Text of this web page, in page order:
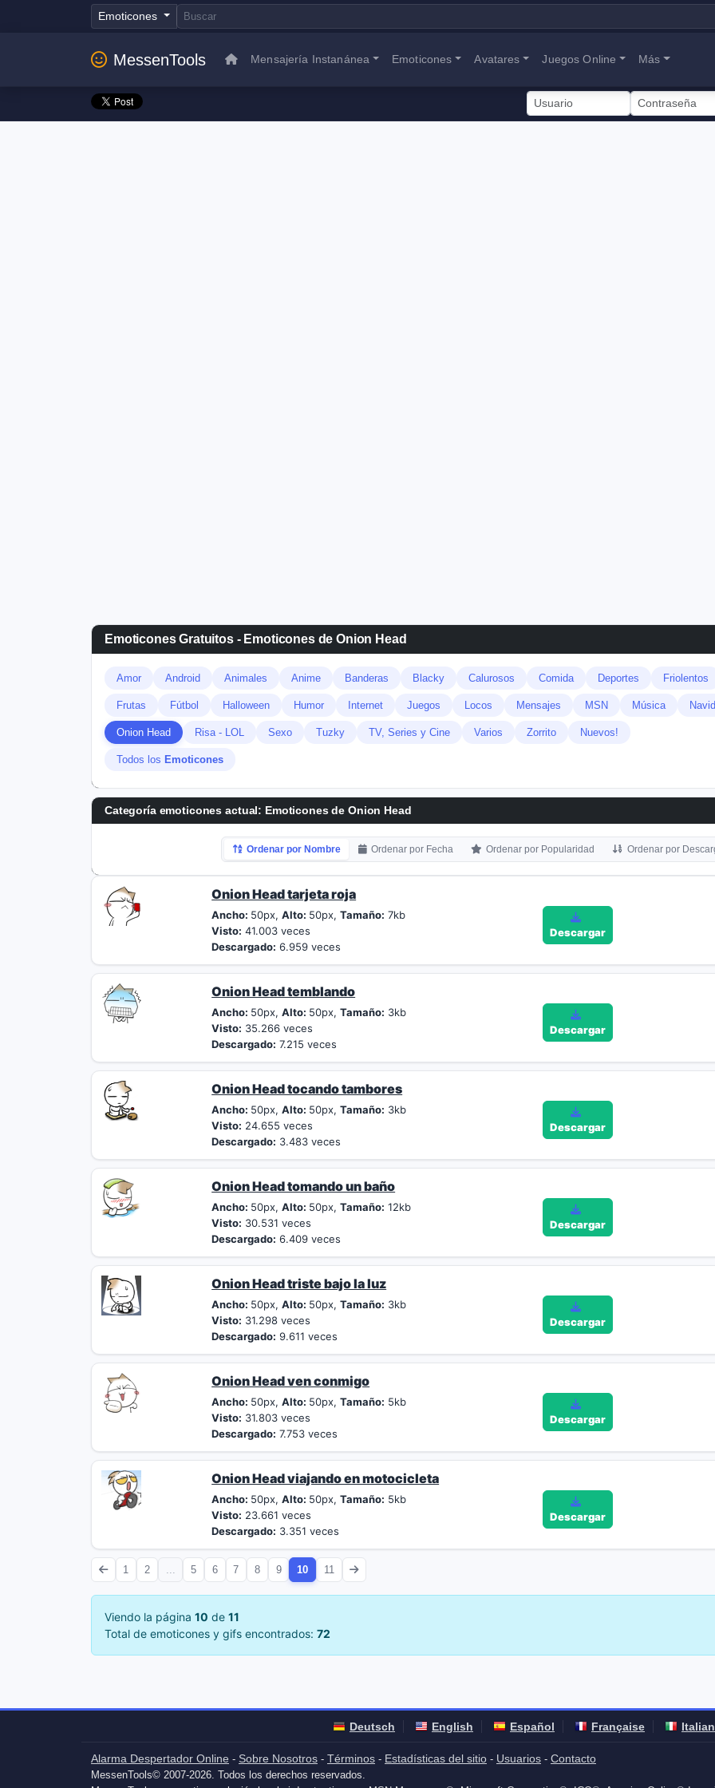
Emoticones
MessenTools Mensajería Instanánea Emoticones Avatares Juegos Online Más
Emoticones Gratuitos - Emoticones de Onion Head
Amor Android Animales Anime Banderas Blacky Calurosos Comida Deportes Friolentos
Frutas Fútbol Halloween Humor Internet Juegos Locos Mensajes MSN Música
Onion Head Risa - LOL Sexo Tuzky TV, Series y Cine Varios Zorrito Nuevos!
Todos los Emoticones
Categoría emoticones actual: Emoticones de Onion Head
Ordenar por Nombre Ordenar por Fecha Ordenar por Popularidad Ordenar por
Onion Head tarjeta roja
Ancho: 50px,Alto: 50px,Tamaño: 7kb
Visto: 41.003 veces
Descargado: 6.959 veces
Descargar
Onion Head temblando
Ancho: 50px,Alto: 50px,Tamaño: 3kb
Visto: 35.266 veces
Descargado: 7.215 veces
Descargar
Onion Head tocando tambores
Ancho: 50px,Alto: 50px,Tamaño: 3kb
Visto: 24.655 veces
Descargado: 3.483 veces
Descargar
Onion Head tomando un baño
Ancho: 50px,Alto: 50px,Tamaño: 12kb
Visto: 30.531 veces
Descargado: 6.409 veces
Descargar
Onion Head triste bajo la luz
Ancho: 50px,Alto: 50px,Tamaño: 3kb
Visto: 31.298 veces
Descargado: 9.611 veces
Descargar
Onion Head ven conmigo
Ancho: 50px,Alto: 50px,Tamaño: 5kb
Visto: 31.803 veces
Descargado: 7.753 veces
Descargar
Onion Head viajando en motocicleta
Ancho: 50px,Alto: 50px,Tamaño: 5kb
Visto: 23.661 veces
Descargado: 3.351 veces
Descargar
1 2 5 6 7 8 9 10 11
Viendo la página 10 de 11
Total de emoticones y gifs encontrados: 72
Deutsch English Español Française
Alarma Despertador Online - Sobre Nosotros - Términos - Estadísticas del sitio - Usuarios - Contacto
MessenTools© 2007-2026. Todos los derechos reservados.